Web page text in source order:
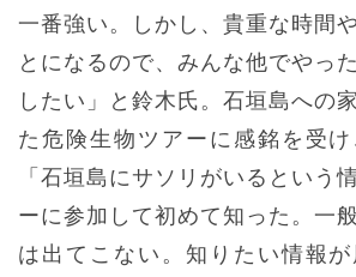
一番強い。しかし、貴重な時間
とになるので、みんな他でやっ
したい」と鈴木氏。石垣島への
た危険生物ツアーに感銘を受け
「石垣島にサソリがいるという
ーに参加して初めて知った。一
は出てこない。知りたい情報